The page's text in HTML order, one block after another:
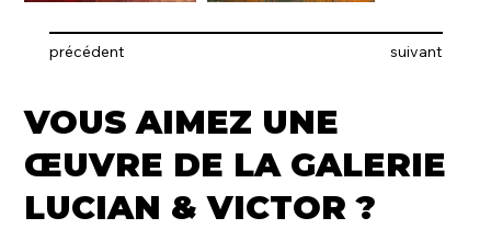
précédent suivant
VOUS AIMEZ UNE
ŒUVRE DE LA GALERIE
LUCIAN & VICTOR ?